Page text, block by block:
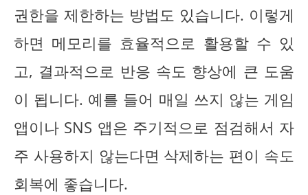
권한을 제한하는 방법도 있습니다. 이렇게
하면 메모리를 효율적으로 활용할 수 있
고, 결과적으로 반응 속도 향상에 큰 도움
이 됩니다. 예를 들어 매일 쓰지 않는 게임
앱이나 SNS 앱은 주기적으로 점검해서 자
주 사용하지 않는다면 삭제하는 편이 속도
회복에 좋습니다.